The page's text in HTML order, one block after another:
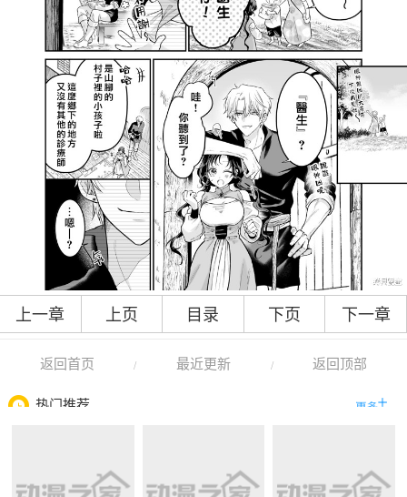
上一章 上页 目录 下页 下一章
返回首页 / 最近更新 / 返回顶部
热门推荐